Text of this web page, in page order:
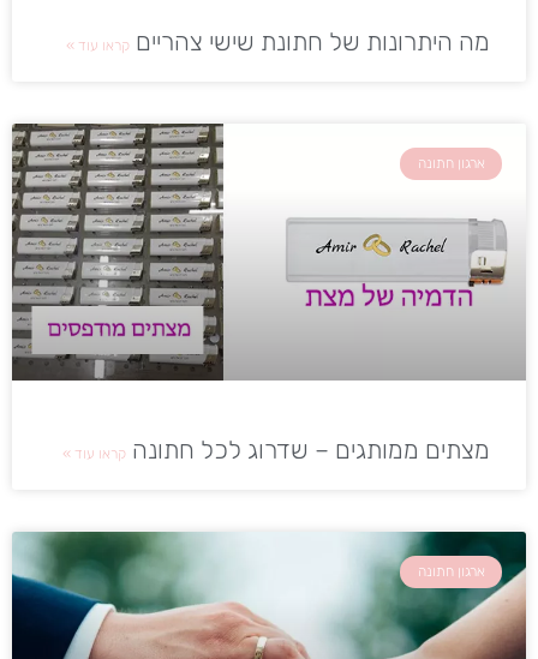
מה היתרונות של חתונת שישי צהריים קראו עוד »
ארגון חתונה
מצתים ממותגים – שדרוג לכל חתונה קראו עוד »
ארגון חתונה